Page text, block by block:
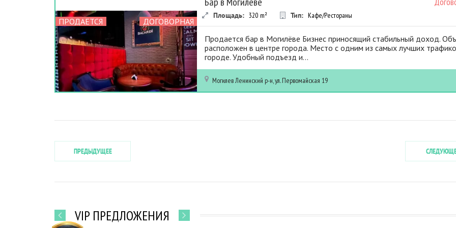
ПРОДАЕТСЯ ДОГОВОРНАЯ
Площадь: 320 m² Тип: Кафе/Рестораны
Продается бар в Могилёве Бизнес приносящий стабильный доход.
расположен в центре города. Место с одним из самых лучших
городе. Удобный подъезд и...
МогилевЛенинский р-н, ул. Первомайская 19
ПРЕДЫДУЩЕЕ
VIP ПРЕДЛОЖЕНИЯ